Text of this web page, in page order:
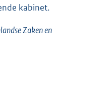
kabinet.
Zaken en